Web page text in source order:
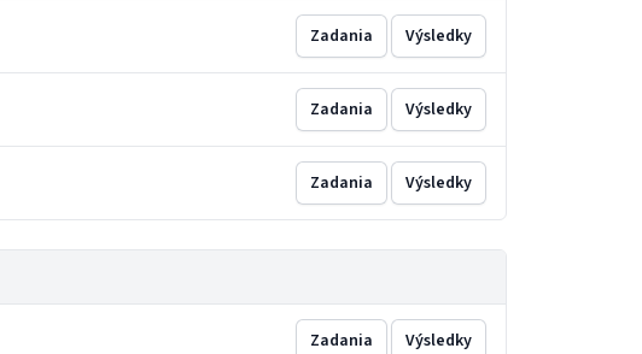
Zadania Výsledky
Zadania Výsledky
Zadania Výsledky
Zadania Výsledky